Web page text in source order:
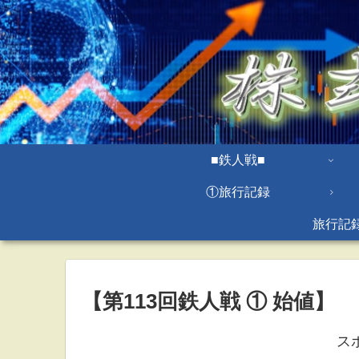
■鉄人戦■
①旅行記録
旅行記
【第113回鉄人戦 ① 始値】
ス